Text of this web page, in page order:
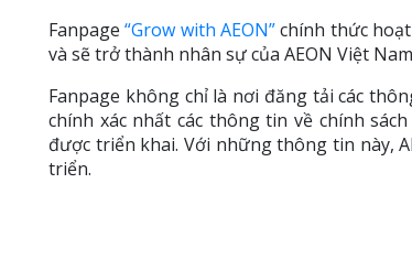
Fanpage“Grow with AEON”chính thức
và sẽ trở thành nhân sự của AEON Việt
Fanpage không chỉ là nơi đăng tải các
chính xác nhất các thông tin về chính
được triển khai. Với những thông tin này,
triển.